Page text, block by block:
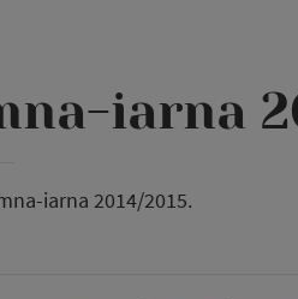
iarna
iarna 2014/2015.